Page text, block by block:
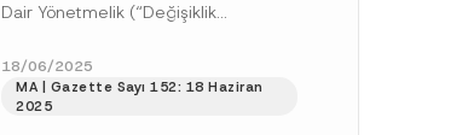
Dair Yönetmelik (“Değişiklik
32894 sayılı Resmî Gazete’de
yayımlandı ve yayımı tarihi...
[Devamını Oku]
18/06/2025
MA | Gazette Sayı 152: 18 Haziran
2025